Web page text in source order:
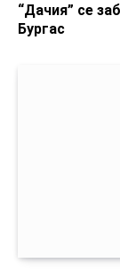
“Дачия” се
Бургас